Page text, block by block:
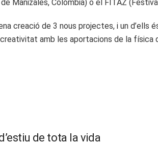
Manizales, Colòmbia) o el FITAZ
creació de 3 nous projectes, i un d’ells
amb les aportacions de la física
de tota la vida